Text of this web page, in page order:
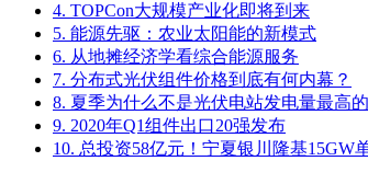
4. TOPCon大规模产业化即将到来
5. 能源先驱：农业太阳能的新模式
6. 从地摊经济学看综合能源服务
7. 分布式光伏组件价格到底有何内幕？
8. 夏季为什么不是光伏电站发电量最高
9. 2020年Q1组件出口20强发布
10. 总投资58亿元！宁夏银川隆基